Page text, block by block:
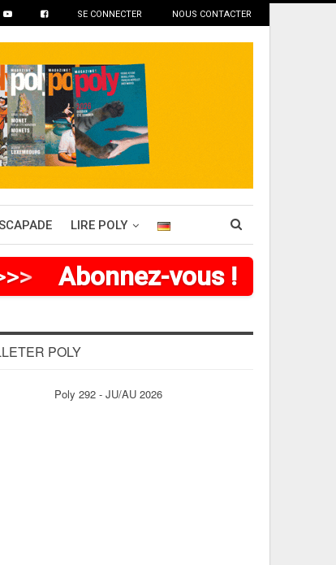
SE CONNECTER NOUS CONTACTER
LIRE POLY
>> Abonnez-vous !
POLY
Poly 292 - JU/AU 2026